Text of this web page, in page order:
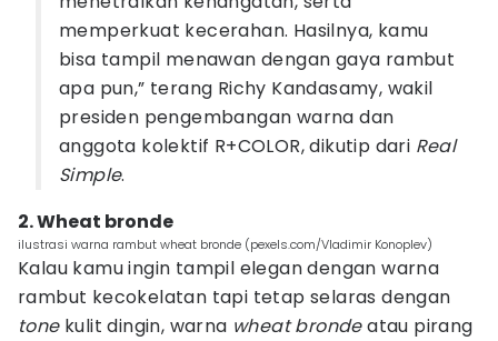
memperkuat kecerahan. Hasilnya, kamu
bisa tampil menawan dengan gaya rambut
apa pun,” terang Richy Kandasamy, wakil
presiden pengembangan warna dan
anggota kolektif R+COLOR, dikutip dari Real
Simple.
2. Wheat bronde
ilustrasi warna rambut wheat bronde (pexels.com/Vladimir Konoplev)
Kalau kamu ingin tampil elegan dengan warna
rambut kecokelatan tapi tetap selaras dengan
tonekulit dingin, warna wheat brondeatau pirang